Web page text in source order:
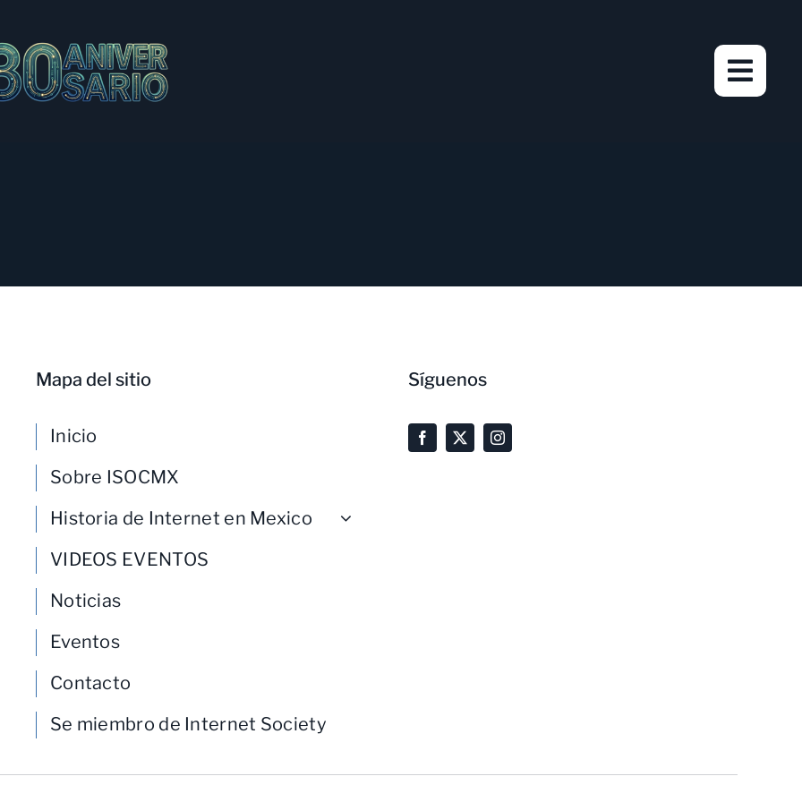
Mapa del sitio
Inicio
Sobre ISOCMX
Historia de Internet en Mexico
VIDEOS EVENTOS
Noticias
Eventos
Contacto
Se miembro de Internet Society
Síguenos